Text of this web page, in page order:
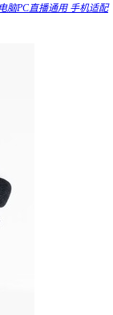
脑PC直播通用 手机适配